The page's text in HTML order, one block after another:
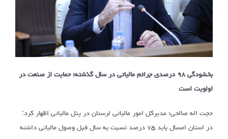
بخشودگی ۹۸ درصدی جرائم مالیاتی در سال گذشته؛ حمایت از صنعت در
اولویت است
حجت اله صالحی؛ مدیرکل امور مالیاتی لرستان در پنل مالیاتی اظهار کرد:
در استان امسال باید ۷۵ درصد نسبت به سال قبل وصول مالیاتی داشته